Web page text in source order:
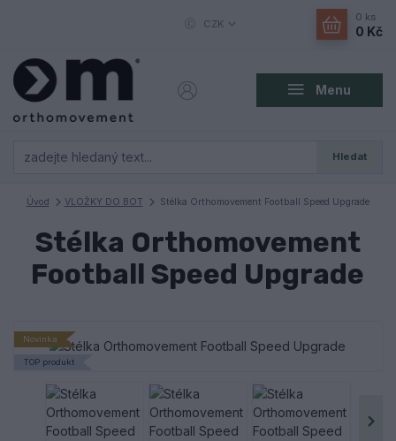
Menu
CZK
Hledat
0 ks
0 Kč
Úvod VLOŽKY DO BOT Stélka Orthomovement Football Speed Upgrade
Stélka Orthomovement
Football Speed Upgrade
Novinka
TOP produkt